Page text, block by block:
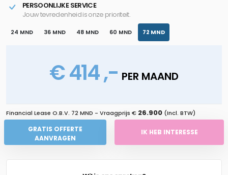
PERSOONLIJKE SERVICE
Jouw tevredenheid is onze prioriteit.
24 MND 36 MND 48 MND 60 MND 72 MND
€ 414 ,- PER MAAND
Financial Lease O.B.V. 72 MND - Vraagprijs € 26.900 (Incl. BTW)
GRATIS OFFERTE
AANVRAGEN
IK HEB INTERESSE